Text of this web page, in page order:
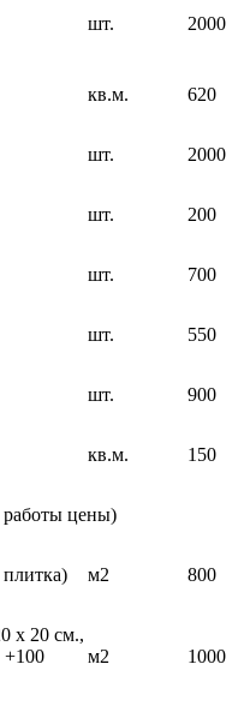
шт. 2000
кв.м. 620
шт. 2000
шт. 200
шт. 700
шт. 550
шт. 900
кв.м. 150
цены)
м2 800
х 20 см.,
+100
м2 1000